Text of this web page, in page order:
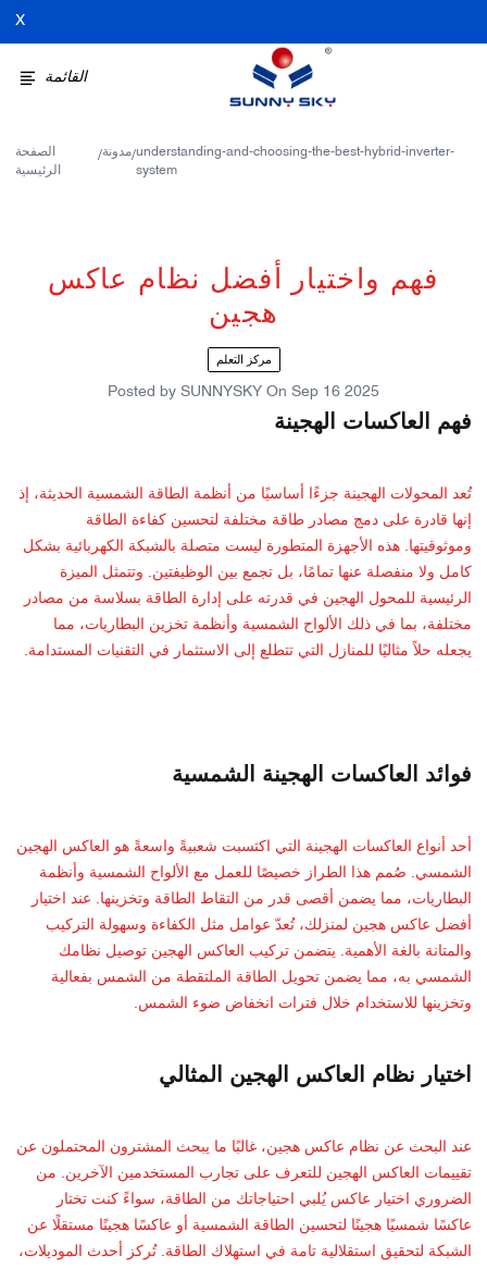
X
القائمة
الصفحة
الرئيسية
/مدونة/understanding-and-choosing-the-best-hybrid-inverter-
system
فهم واختيار أفضل نظام عاكس
هجين
مركز التعلم
Posted by SUNNYSKY On Sep 16 2025
فهم العاكسات الهجينة
تُعد المحولات الهجينة جزءًا أساسيًا من أنظمة الطاقة الشمسية الحديثة، إذ
إنها قادرة على دمج مصادر طاقة مختلفة لتحسين كفاءة الطاقة
وموثوقيتها. هذه الأجهزة المتطورة ليست متصلة بالشبكة الكهربائية بشكل
كامل ولا منفصلة عنها تمامًا، بل تجمع بين الوظيفتين. وتتمثل الميزة
الرئيسية للمحول الهجين في قدرته على إدارة الطاقة بسلاسة من مصادر
مختلفة، بما في ذلك الألواح الشمسية وأنظمة تخزين البطاريات، مما
يجعله حلاً مثاليًا للمنازل التي تتطلع إلى الاستثمار في التقنيات المستدامة.
فوائد العاكسات الهجينة الشمسية
أحد أنواع العاكسات الهجينة التي اكتسبت شعبيةً واسعةً هو العاكس الهجين
الشمسي. صُمم هذا الطراز خصيصًا للعمل مع الألواح الشمسية وأنظمة
البطاريات، مما يضمن أقصى قدر من التقاط الطاقة وتخزينها. عند اختيار
أفضل عاكس هجين لمنزلك، تُعدّ عوامل مثل الكفاءة وسهولة التركيب
والمتانة بالغة الأهمية. يتضمن تركيب العاكس الهجين توصيل نظامك
الشمسي به، مما يضمن تحويل الطاقة الملتقطة من الشمس بفعالية
وتخزينها للاستخدام خلال فترات انخفاض ضوء الشمس.
اختيار نظام العاكس الهجين المثالي
عند البحث عن نظام عاكس هجين، غالبًا ما يبحث المشترون المحتملون عن
تقييمات العاكس الهجين للتعرف على تجارب المستخدمين الآخرين. من
الضروري اختيار عاكس يُلبي احتياجاتك من الطاقة، سواءً كنت تختار
عاكسًا شمسيًا هجينًا لتحسين الطاقة الشمسية أو عاكسًا هجينًا مستقلًا عن
الشبكة لتحقيق استقلالية تامة في استهلاك الطاقة. تُركز أحدث الموديلات،